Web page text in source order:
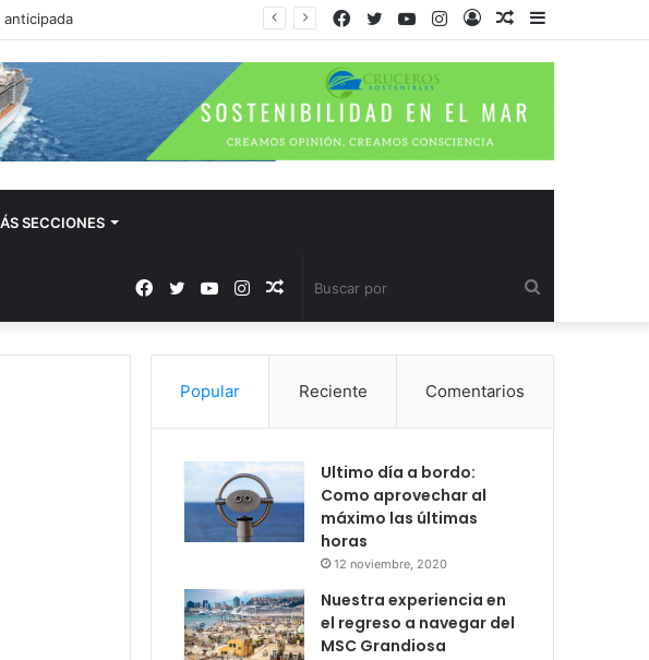
Barra
Publicación
Acceso
Instagram
YouTube
Twitter
Facebook
SECCIONES
por
Publicación
al
Instagram
YouTube
Twitter
Facebook
Popular Reciente Comentarios
Ultimo día a bordo:
Como aprovechar al
máximo las últimas
horas
12 noviembre, 2020
Nuestra experiencia en
el regreso a navegar del
MSC Grandiosa